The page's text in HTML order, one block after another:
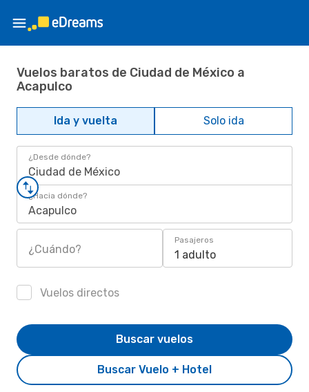
Vuelos baratos de Ciudad de México a
Acapulco
Ida y vuelta Solo ida
¿Desde dónde?
Ciudad de México
¿Hacia dónde?
Acapulco
¿Cuándo?
Pasajeros
1 adulto
Vuelos directos
Buscar Vuelo + Hotel
Buscar vuelos